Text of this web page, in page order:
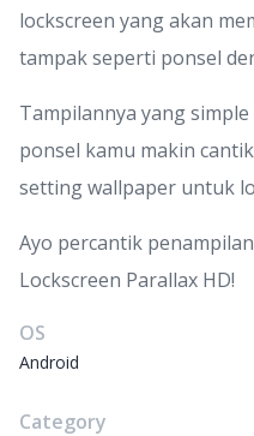
lockscreen yang akan
tampak seperti ponsel
Tampilannya yang
ponsel kamu makin
setting wallpaper untuk
Ayo percantik
Lockscreen Parallax HD!
OS
Android
Category